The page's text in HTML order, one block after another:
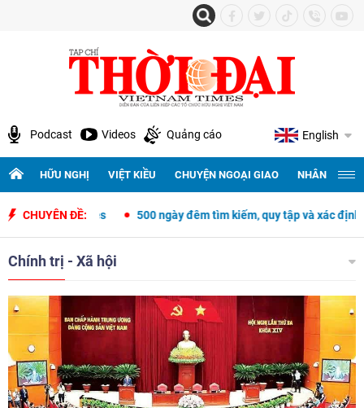
Podcast Videos Quảng cáo English
HỮU NGHỊ VIỆT KIỀU CHUYỆN NGOẠI GIAO NHÂN
CHUYÊN ĐỀ:500 ngày đêm tìm kiếm, quy tập và xác định danh tính
Chính trị - Xã hội